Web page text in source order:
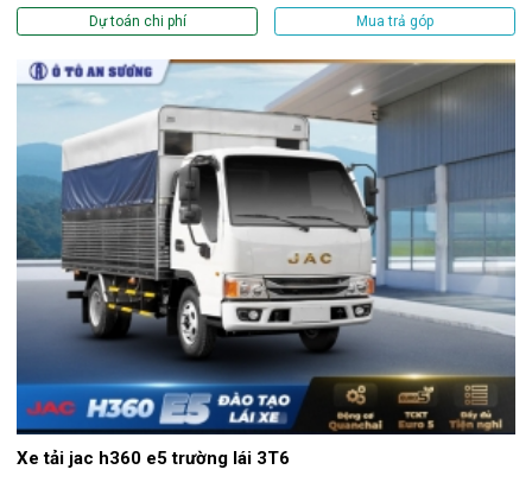
Dự toán chi phí Mua trả góp
Xe tải jac h360 e5 trường lái 3T6